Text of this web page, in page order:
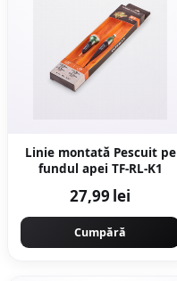
Linie montată Pescuit pe
fundul apei TF-RL-K1
27,99 lei
Cumpără